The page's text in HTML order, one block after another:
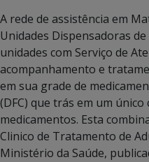
A rede de assistência em
Unidades Dispensadoras
unidades com Serviço de
acompanhamento e
em sua grade de
(DFC) que trás em um
medicamentos. Esta
Clinico de Tratamento de
Ministério da Saúde,